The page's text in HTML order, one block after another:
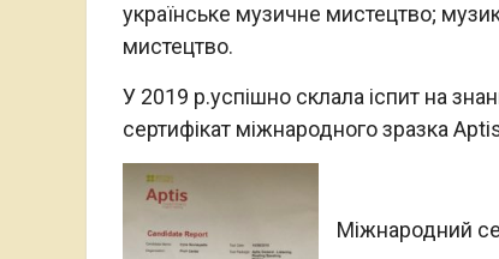
українське музичне мистецтво;
мистецтво.
У 2019 р.успішно склала іспит на
сертифікат міжнародного зразка
Міжнародний